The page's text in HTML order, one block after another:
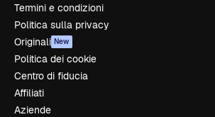
Termini e condizioni
Politica sulla privacy
Originali New
Politica dei cookie
Centro di fiducia
Affiliati
Aziende